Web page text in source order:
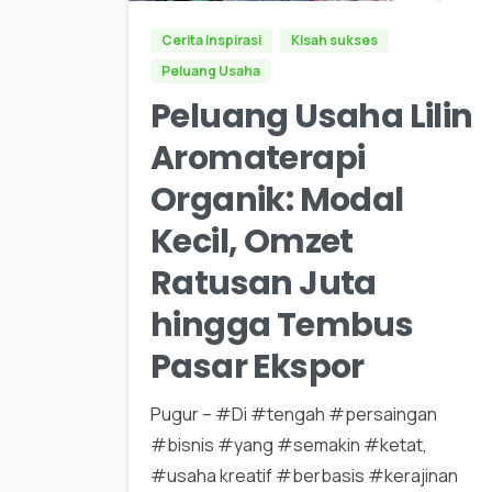
Cerita inspirasi
Kisah sukses
Peluang Usaha
Peluang Usaha Lilin
Aromaterapi
Organik: Modal
Kecil, Omzet
Ratusan Juta
hingga Tembus
Pasar Ekspor
Pugur – #Di #tengah #persaingan
#bisnis #yang #semakin #ketat,
#usaha kreatif #berbasis #kerajinan